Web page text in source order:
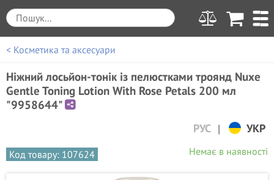
< Косметика та аксесуари
Ніжний лосьйон-тонік із пелюстками троянд Nuxe
Gentle Toning Lotion With Rose Petals 200 мл
"9958644"
РУС | УКР
Код товару: 107624 Немає в наявності